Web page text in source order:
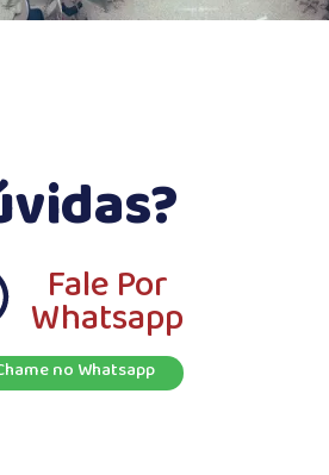
Fale Por
Whatsapp
no Whatsapp